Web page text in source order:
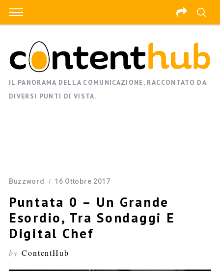
IL PANORAMA DELLA COMUNICAZIONE, RACCONTATO DA
DIVERSI PUNTI DI VISTA.
Buzzword 16 Ottobre 2017
Puntata 0 – Un Grande
Esordio, Tra Sondaggi E
Digital Chef
by ContentHub